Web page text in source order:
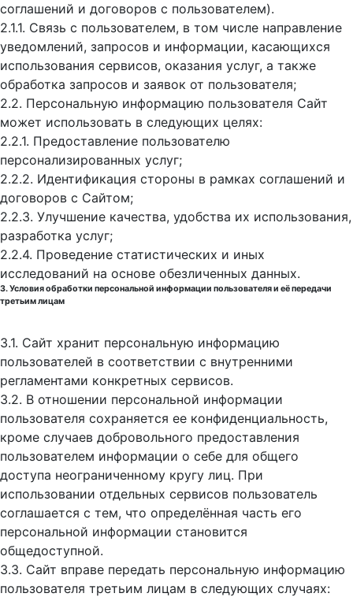
соглашений и договоров с пользователем).
2.1.1. Связь с пользователем, в том числе направление
уведомлений, запросов и информации, касающихся
использования сервисов, оказания услуг, а также
обработка запросов и заявок от пользователя;
2.2. Персональную информацию пользователя Сайт
может использовать в следующих целях:
2.2.1. Предоставление пользователю
персонализированных услуг;
2.2.2. Идентификация стороны в рамках соглашений и
договоров с Сайтом;
2.2.3. Улучшение качества, удобства их использования,
разработка услуг;
2.2.4. Проведение статистических и иных
исследований на основе обезличенных данных.
3. Условия обработки персональной информации пользователя и её передачи
третьим лицам
3.1. Сайт хранит персональную информацию
пользователей в соответствии с внутренними
регламентами конкретных сервисов.
3.2. В отношении персональной информации
пользователя сохраняется ее конфиденциальность,
кроме случаев добровольного предоставления
пользователем информации о себе для общего
доступа неограниченному кругу лиц. При
использовании отдельных сервисов пользователь
соглашается с тем, что определённая часть его
персональной информации становится
общедоступной.
3.3. Сайт вправе передать персональную информацию
пользователя третьим лицам в следующих случаях: